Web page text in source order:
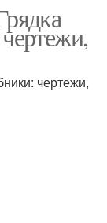
чертежи,